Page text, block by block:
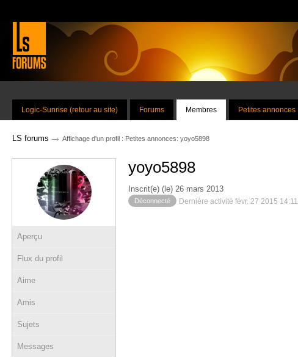
Logic-Sunrise (retour au site) Forums Membres Petites annonces
LS forums → Affichage d'un profil : Petites annonces: yoyo5898
Aperçu
Flux du profil
Aime
Amis
Sujets
Messages
yoyo5898
Inscrit(e) (le) 26 mars 2013
Déconnecté Dernière activité févr. 27 2015 14:11